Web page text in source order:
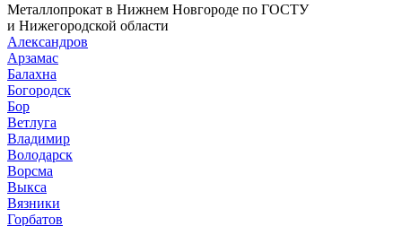
Металлопрокат в Нижнем Новгороде по ГОСТУ
и Нижегородской области
Александров
Арзамас
Балахна
Богородск
Бор
Ветлуга
Владимир
Володарск
Ворсма
Выкса
Вязники
Горбатов